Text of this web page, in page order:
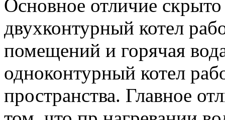
Основное отличие скрыто
двухконтурный котел
помещений и горячая
одноконтурный котел
пространства. Главное